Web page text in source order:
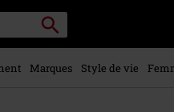
Rechercher
Marques Style de vie